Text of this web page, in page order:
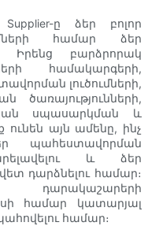
ը ձեր բոլոր
համար ձեր
Իրենց բարձրորակ
համակարգերի,
լուծումների,
ծառայությունների,
սպասարկման և
ունեն այն ամենը, ինչ
պահեստավորման
և ձեր
դարձնելու համար։
դարակաշարերի
համար կատարյալ
համար։